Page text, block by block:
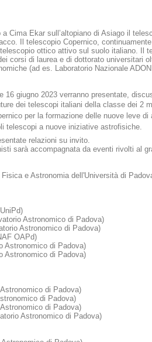
a Cima Ekar sull’altopiano di Asiago il
Il telescopio Copernico,
ottico attivo sul suolo italiano. Il
corsi di laurea e di dottorato universitari
(ad es. Laboratorio Nazionale
16 giugno 2023 verranno presentate,
dei telescopi italiani della classe dei 2
per la formazione delle nuove leve di
telescopi a nuove iniziative astrofisiche.
relazioni su invito.
sarà accompagnata da eventi rivolti al
e Astronomia dell'Università di
Astronomico di Padova)
Astronomico di Padova)
OAPd)
Astronomico di Padova)
Astronomico di Padova)
di Padova)
di Padova)
di Padova)
Astronomico di Padova)